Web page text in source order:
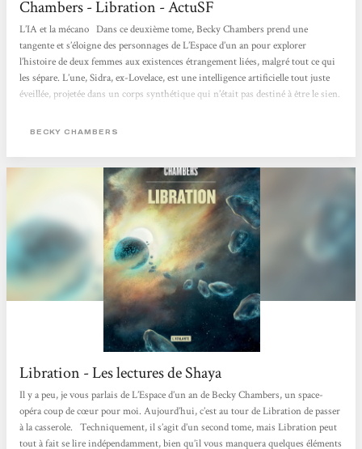
Chambers - Libration - ActuSF
L’IA et la mécano Dans ce deuxième tome, Becky Chambers prend une
tangente et s’éloigne des personnages de L’Espace d’un an pour explorer
l’histoire de deux femmes aux existences étrangement liées, malgré tout ce qui
les sépare. L’une, Sidra, ex-Lovelace, est une intelligence artificielle tout juste
éveillée, projetée dans un corps synthétique qui n’était pas destiné à être le sien.
toutes pièces, qu’on...
BECKY CHAMBERS
Libration - Les lectures de Shaya
Il y a peu, je vous parlais de L’Espace d’un an de Becky Chambers, un space-
opéra coup de cœur pour moi. Aujourd’hui, c’est au tour de Libration de passer
à la casserole. Techniquement, il s’agit d’un second tome, mais Libration peut
tout à fait se lire indépendamment, bien qu’il vous manquera quelques éléments